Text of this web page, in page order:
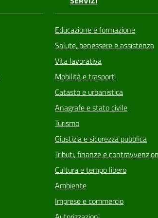
Educazione e formazione
Salute, benessere e assistenza
Vita lavorativa
Mobilità e trasporti
Catasto e urbanistica
Anagrafe e stato civile
Turismo
Giustizia e sicurezza pubblica
Tributi, finanze e
Cultura e tempo libero
Ambiente
Imprese e commercio